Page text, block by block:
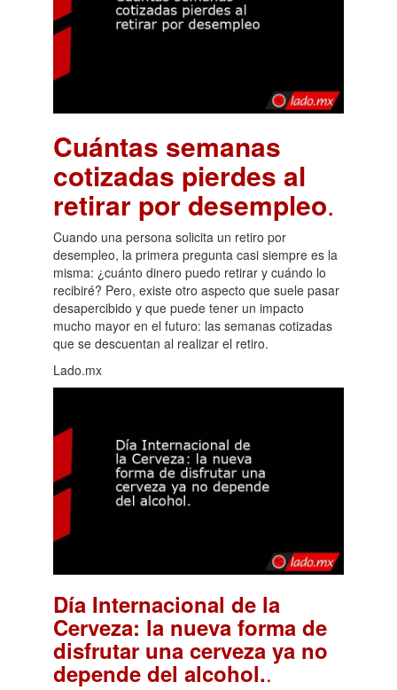
Cuántas semanas
cotizadas pierdes al
retirar por desempleo.
Cuando una persona solicita un retiro por
desempleo, la primera pregunta casi siempre es la
misma: ¿cuánto dinero puedo retirar y cuándo lo
recibiré? Pero, existe otro aspecto que suele pasar
desapercibido y que puede tener un impacto
mucho mayor en el futuro: las semanas cotizadas
que se descuentan al realizar el retiro.
Lado.mx
Día Internacional de la
Cerveza: la nueva forma de
disfrutar una cerveza ya no
depende del alcohol..